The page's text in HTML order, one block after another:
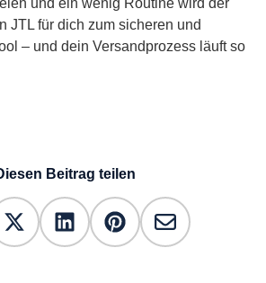
und ein wenig Routine wird der
JTL für dich zum sicheren und
– und dein Versandprozess läuft so
Beitrag teilen